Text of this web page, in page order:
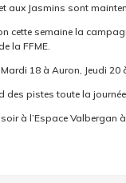
aux Jasmins sont
cette semaine la
la FFME.
18 à Auron, Jeudi 20
pistes toute la
à l’Espace Valbergan